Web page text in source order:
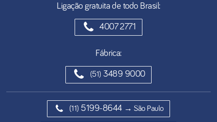
Ligação gratuita de todo Brasil:
4007 2771
Fábrica:
(51) 3489 9000
(11) 5199-8644 → São Paulo